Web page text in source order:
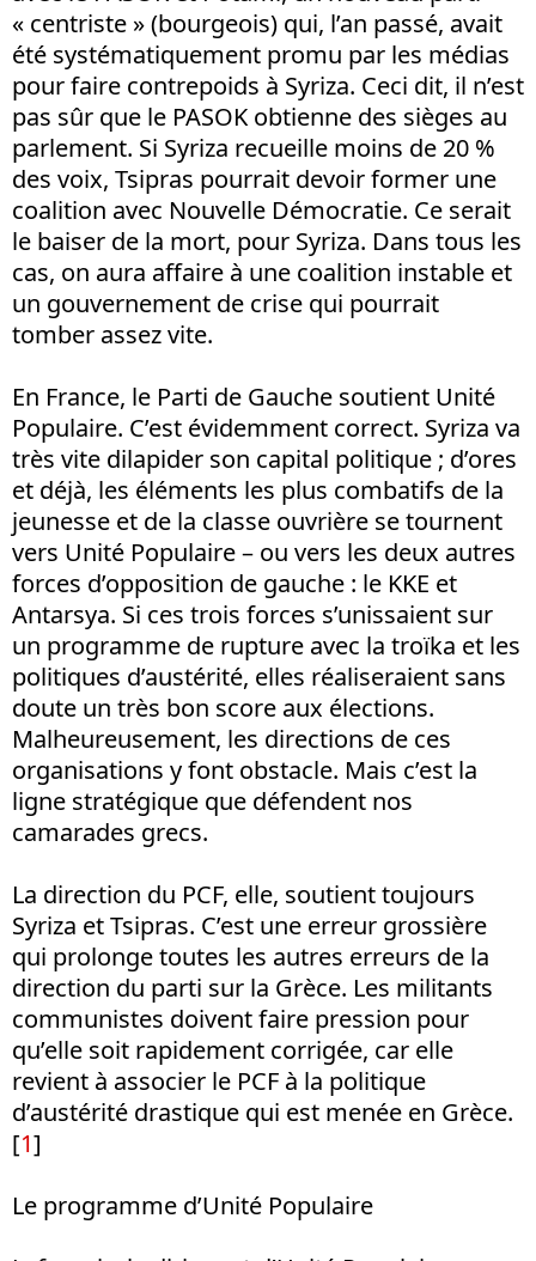
« centriste » (bourgeois) qui, l’an passé, avait
été systématiquement promu par les médias
pour faire contrepoids à Syriza. Ceci dit, il n’est
pas sûr que le PASOK obtienne des sièges au
parlement. Si Syriza recueille moins de 20 %
des voix, Tsipras pourrait devoir former une
coalition avec Nouvelle Démocratie. Ce serait
le baiser de la mort, pour Syriza. Dans tous les
cas, on aura affaire à une coalition instable et
un gouvernement de crise qui pourrait
tomber assez vite.
En France, le Parti de Gauche soutient Unité
Populaire. C’est évidemment correct. Syriza va
très vite dilapider son capital politique ; d’ores
et déjà, les éléments les plus combatifs de la
jeunesse et de la classe ouvrière se tournent
vers Unité Populaire – ou vers les deux autres
forces d’opposition de gauche : le KKE et
Antarsya. Si ces trois forces s’unissaient sur
un programme de rupture avec la troïka et les
politiques d’austérité, elles réaliseraient sans
doute un très bon score aux élections.
Malheureusement, les directions de ces
organisations y font obstacle. Mais c’est la
ligne stratégique que défendent nos
camarades grecs.
La direction du PCF, elle, soutient toujours
Syriza et Tsipras. C’est une erreur grossière
qui prolonge toutes les autres erreurs de la
direction du parti sur la Grèce. Les militants
communistes doivent faire pression pour
qu’elle soit rapidement corrigée, car elle
revient à associer le PCF à la politique
d’austérité drastique qui est menée en Grèce.
[1]
Le programme d’Unité Populaire